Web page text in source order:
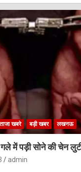
ताजा खबरे बड़ी खबर लखनऊ
गले में पड़ी सोने की चेन
admin